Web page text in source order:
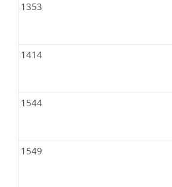
1353
1414
1544
1549